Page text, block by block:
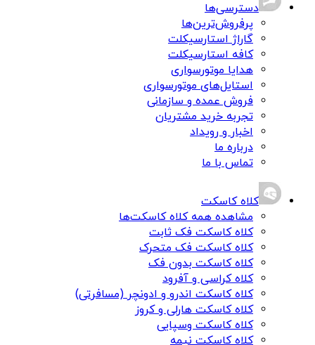
دسترسی‌ها
پرفروش‌ترین‌ها
گاراژ استارسیکلت
کافه استارسیکلت
هدایا موتورسواری
استایل‌های موتورسواری
فروش عمده و سازمانی
تجربه خرید مشتریان
اخبار و رویداد
درباره ما
تماس با ما
کلاه کاسکت
مشاهده همه کلاه کاسکت‌ها
کلاه کاسکت فک ثابت
کلاه کاسکت فک متحرک
کلاه کاسکت بدون فک
کلاه کراسی و آفرود
کلاه کاسکت اندرو و ادونچر (مسافرتی)
کلاه کاسکت هارلی و کروز
کلاه کاسکت وسپایی
کلاه کاسکت نیمه